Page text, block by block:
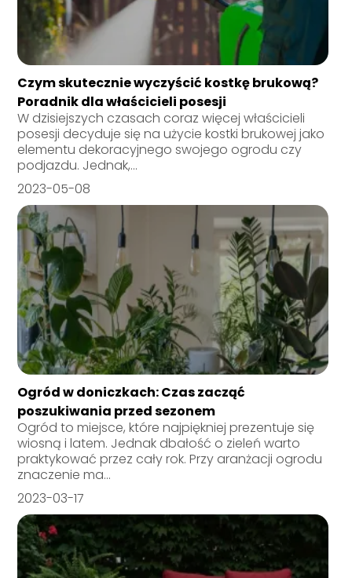
Czym skutecznie wyczyścić kostkę brukową?
Poradnik dla właścicieli posesji
W dzisiejszych czasach coraz więcej właścicieli
posesji decyduje się na użycie kostki brukowej jako
elementu dekoracyjnego swojego ogrodu czy
podjazdu. Jednak,...
2023-05-08
Ogród w doniczkach: Czas zacząć
poszukiwania przed sezonem
Ogród to miejsce, które najpiękniej prezentuje się
wiosną i latem. Jednak dbałość o zieleń warto
praktykować przez cały rok. Przy aranżacji ogrodu
znaczenie ma...
2023-03-17